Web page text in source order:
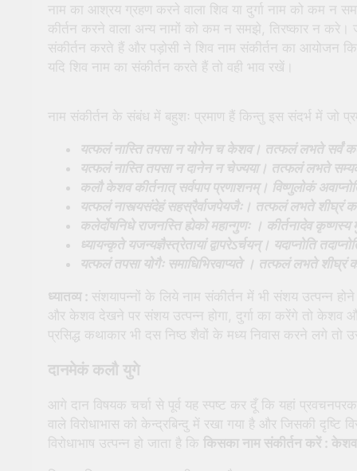
नाम का आश्रय ग्रहण करने वाला शिव या दुर्गा नाम को कम न
कीर्तन करने वाला अन्य नामों को कम न समझे, तिरष्कार न करे।
संकीर्तन करते हैं और पड़ोसी ने शिव नाम संकीर्तन का आयोजन
यदि शिव नाम का संकीर्तन करते हैं तो वही भाव रखें।
नाम संकीर्तन के संबंध में बहुशः प्रमाण हैं किन्तु इस संदर्भ में जो
यत्फलं नास्ति तपसा न योगेन च केशव। तत्फलं लभते सर्वं
यत्फलं नास्ति तपसा न दानेन न चेज्यया। तत्फलं लभते
कलौ केशव कीर्तनात् सर्वपाप प्रणाशनम्। विष्णुलोकं
यत्फलं नास्त्यसंदेहं सहस्रैर्वाजपेयजैः। तत्फलं लभते शीघ्रं
कलेर्दोषनिधे राजनस्ति ह्येको महान्गुणः । कीर्तनादेव
ध्यायन्कृते यजन्यज्ञैस्त्रेतायां द्वापरेऽर्चयन्। यदाप्नोति
यत्फलं तपसा योगैः समाधिभिरवाप्यते । तत्फलं लभते शीघ्रं
ध्यातव्य : संशयापन्नों के लिये नाम संकीर्तन में भी संशय उत्पन्न
और केशव देखने पर संशय उत्पन्न होगा, दुर्गा का करेंगे तो केशव
प्रसिद्ध कथाकार भी दस निष्ठ शैवों के मध्य निवास करने लगे तो
दानमेकं कलौ युगे
आगे दान विषयक चर्चा से पूर्व यह स्पष्ट कर दूँ कि यहां
वाले विरोधाभास को केन्द्रबिन्दु में रखा गया है और जिसकी दृष्टि
विरोधाभाष उत्पन्न हो जाता है कि किसका नाम संकीर्तन करें :